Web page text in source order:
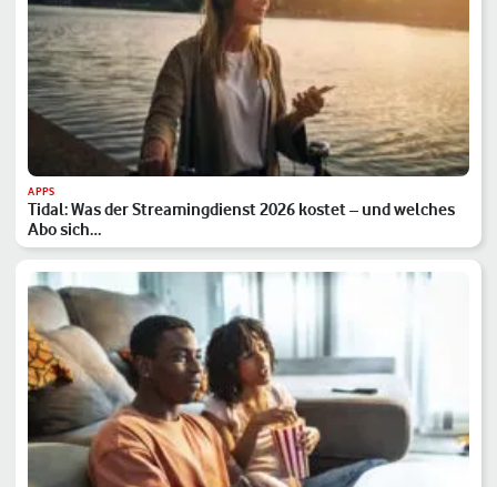
APPS
Tidal: Was der Streamingdienst 2026 kostet – und welches
Abo sich…